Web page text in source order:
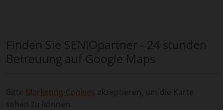
Finden Sie SENIOpartner - 24 stunden
Betreuung auf Google Maps
Bitte Marketing-Cookies akzeptieren, um die Karte
sehen zu können.